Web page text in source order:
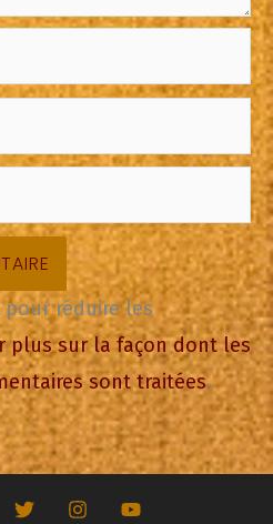
pour réduire les
plus sur la façon dont les
sont traitées.